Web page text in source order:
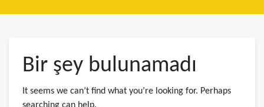
Bir şey bulunamadı
It seems we can’t find what you’re looking for. Perhaps
searching can help.